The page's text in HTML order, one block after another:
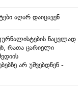
აღარ დაიცავენ
ნაცვლად
რათა ცარიელი
არ უშვებდნენ -